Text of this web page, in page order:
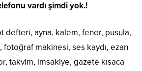
vardı şimdi yok.!
defteri, ayna, kalem, fener, pusula,
fotoğraf makinesi, ses kaydı, ezan
takvim, imsakiye, gazete kısaca